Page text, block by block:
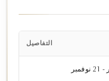
التفاصيل